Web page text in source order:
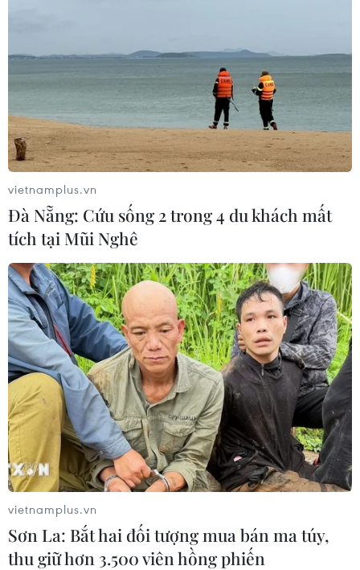
vietnamplus.vn
Đà Nẵng: Cứu sống 2 trong 4 du khách mất
tích tại Mũi Nghê
vietnamplus.vn
Sơn La: Bắt hai đối tượng mua bán ma túy,
thu giữ hơn 3.500 viên hồng phiến